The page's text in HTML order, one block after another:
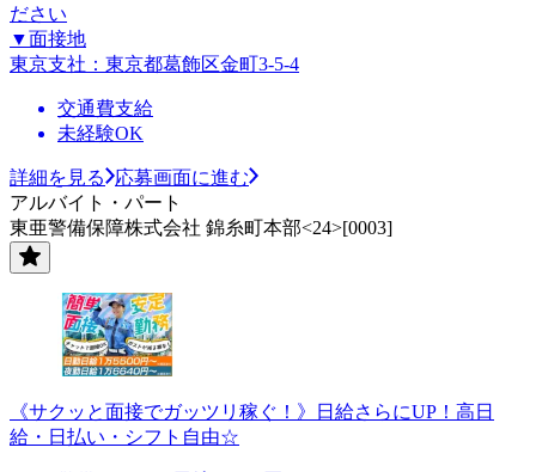
ださい
▼面接地
東京支社：東京都葛飾区金町3-5-4
交通費支給
未経験OK
詳細を見る
応募画面に進む
アルバイト・パート
東亜警備保障株式会社 錦糸町本部<24>[0003]
《サクッと面接でガッツリ稼ぐ！》日給さらにUP！高日
給・日払い・シフト自由☆